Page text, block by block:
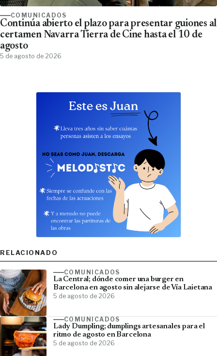
COMUNICADOS
Continúa abierto el plazo para presentar guiones al
certamen Navarra Tierra de Cine hasta el 10 de
agosto
5 de agosto de 2026
RELACIONADO
COMUNICADOS
La Central; dónde comer una burger en
Barcelona en agosto sin alejarse de Vía Laietana
5 de agosto de 2026
COMUNICADOS
Lady Dumpling; dumplings artesanales para el
ritmo de agosto en Barcelona
5 de agosto de 2026